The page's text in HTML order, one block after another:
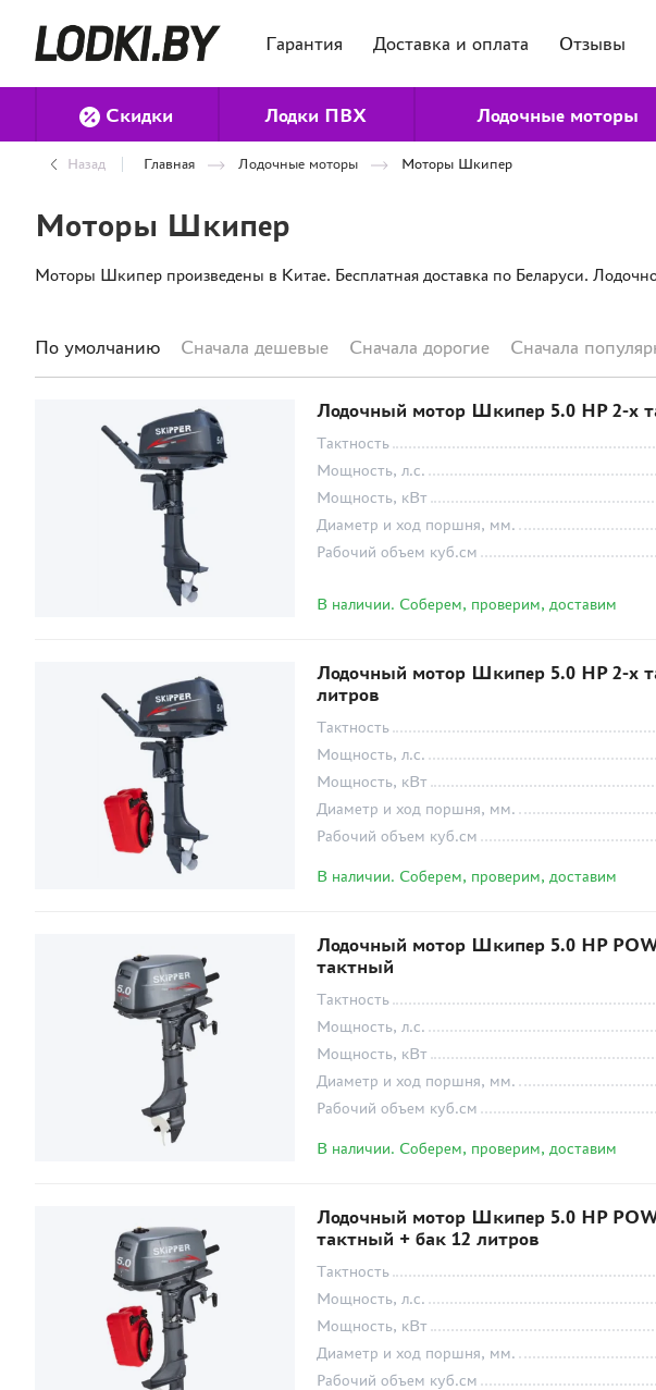
Гарантия Доставка и оплата Отзывы
Скидки Лодки ПВХ Лодочные моторы
Назад Главная Лодочные моторы Моторы Шкипер
Моторы Шкипер
Моторы Шкипер произведены в Китае. Бесплатная доставка по Беларуси.
По умолчанию Сначала дешевые Сначала дорогие Сначала
Лодочный мотор Шкипер 5.0 HP 2-х
Тактность
Мощность, л.с.
Мощность, кВт
Диаметр и ход поршня, мм.
Рабочий объем куб.см
В наличии. Соберем, проверим, доставим
Лодочный мотор Шкипер 5.0 HP 2-х
литров
Тактность
Мощность, л.с.
Мощность, кВт
Диаметр и ход поршня, мм.
Рабочий объем куб.см
В наличии. Соберем, проверим, доставим
Лодочный мотор Шкипер 5.0 HP
тактный
Тактность
Мощность, л.с.
Мощность, кВт
Диаметр и ход поршня, мм.
Рабочий объем куб.см
В наличии. Соберем, проверим, доставим
Лодочный мотор Шкипер 5.0 HP
тактный + бак 12 литров
Тактность
Мощность, л.с.
Мощность, кВт
Диаметр и ход поршня, мм.
Рабочий объем куб.см